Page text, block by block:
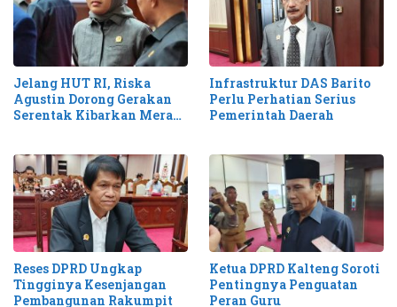
Jelang HUT RI, Riska
Agustin Dorong Gerakan
Serentak Kibarkan Merah
Infrastruktur DAS Barito
Perlu Perhatian Serius
Pemerintah Daerah
Reses DPRD Ungkap
Tingginya Kesenjangan
Pembangunan Rakumpit
Ketua DPRD Kalteng Soroti
Pentingnya Penguatan
Peran Guru